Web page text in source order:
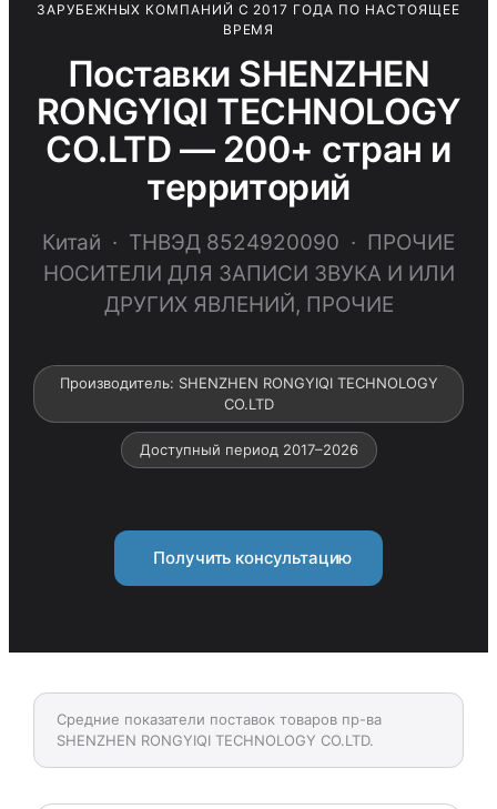
ЗАРУБЕЖНЫХ КОМПАНИЙ С 2017 ГОДА ПО НАСТОЯЩЕЕ
ВРЕМЯ
Поставки SHENZHEN
RONGYIQI TECHNOLOGY
CO.LTD — 200+ стран и
территорий
Китай · ТНВЭД 8524920090 · ПРОЧИЕ
НОСИТЕЛИ ДЛЯ ЗАПИСИ ЗВУКА И ИЛИ
ДРУГИХ ЯВЛЕНИЙ, ПРОЧИЕ
Производитель: SHENZHEN RONGYIQI TECHNOLOGY
CO.LTD
Доступный период 2017–2026
Получить консультацию
Средние показатели поставок товаров пр-ва
SHENZHEN RONGYIQI TECHNOLOGY CO.LTD.